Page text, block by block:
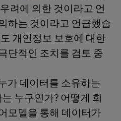
려에 의한 것이라고 언
하는 것이라고 언급했습
개인정보 보호에 대한
단적인 조치를 검토 중
가 데이터를 소유하는
누구인가? 어떻게 회
모델을 통해 데이터가